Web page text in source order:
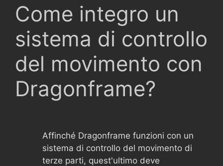
Come integro un
sistema di controllo
del movimento con
Dragonframe?
Affinché Dragonframe funzioni con un
sistema di controllo del movimento di
terze parti, quest'ultimo deve